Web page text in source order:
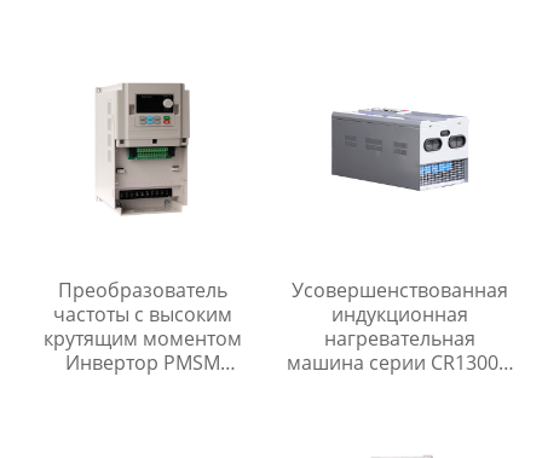
нефтепроводов
Преобразователь
частоты с высоким
крутящим моментом
Инвертор PMSM
Усовершенствованная
индукционная
нагревательная
машина серии CR1300 с